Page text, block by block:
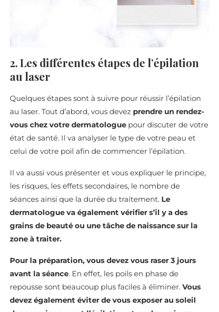
2. Les différentes étapes de l’épilation
au laser
Quelques étapes sont à suivre pour réussir l’épilation
au laser. Tout d’abord, vous devez prendre un rendez-
vous chez votre dermatologue pour discuter de votre
état de santé. Il va analyser le type de votre peau et
celui de votre poil afin de commencer l’épilation.
Il va aussi vous présenter et vous expliquer le principe,
les risques, les effets secondaires, le nombre de
séances ainsi que la durée du traitement. Le
dermatologue va également vérifier s’il y a des
grains de beauté ou une tâche de naissance sur la
zone à traiter.
Pour la préparation, vous devez vous raser 3 jours
avant la séance. En effet, les poils en phase de
repousse sont beaucoup plus faciles à éliminer. Vous
devez également éviter de vous exposer au soleil